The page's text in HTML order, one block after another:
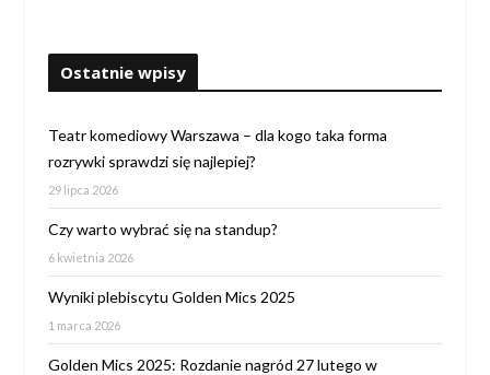
Ostatnie wpisy
Teatr komediowy Warszawa – dla kogo taka forma
rozrywki sprawdzi się najlepiej?
29 lipca 2026
Czy warto wybrać się na standup?
6 kwietnia 2026
Wyniki plebiscytu Golden Mics 2025
1 marca 2026
Golden Mics 2025: Rozdanie nagród 27 lutego w